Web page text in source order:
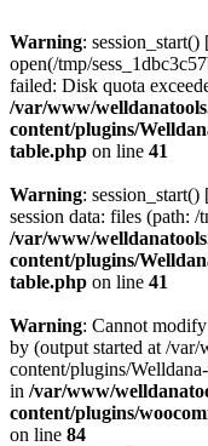
Warning: session_start()
open(/tmp/
failed: Disk quota
/var/www/
content/plugins/
table.php on line 41
Warning: session_start()
session data: files (path: /
/var/www/
content/plugins/
table.php on line 41
Warning: Cannot
by (output started at /
content/plugins/
in /var/www/
content/plugins/
on line 84